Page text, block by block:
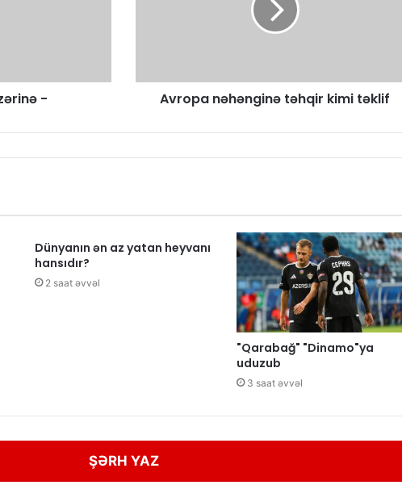
- Avropa nəhənginə təhqir kimi təklif
Dünyanın ən az yatan heyvanı
hansıdır?
2 saat əvvəl
"Qarabağ" "Dinamo"ya
uduzub
3 saat əvvəl
ŞƏRH YAZ